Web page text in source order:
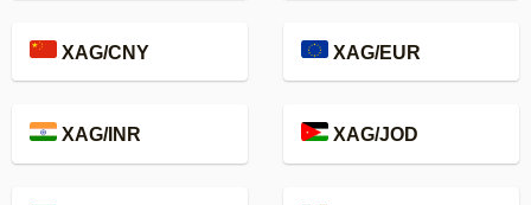
XAG/CNY XAG/EUR
XAG/INR XAG/JOD